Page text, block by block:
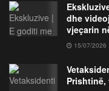
dhe
vjeçarin
15/07/2026
Prishtinë,